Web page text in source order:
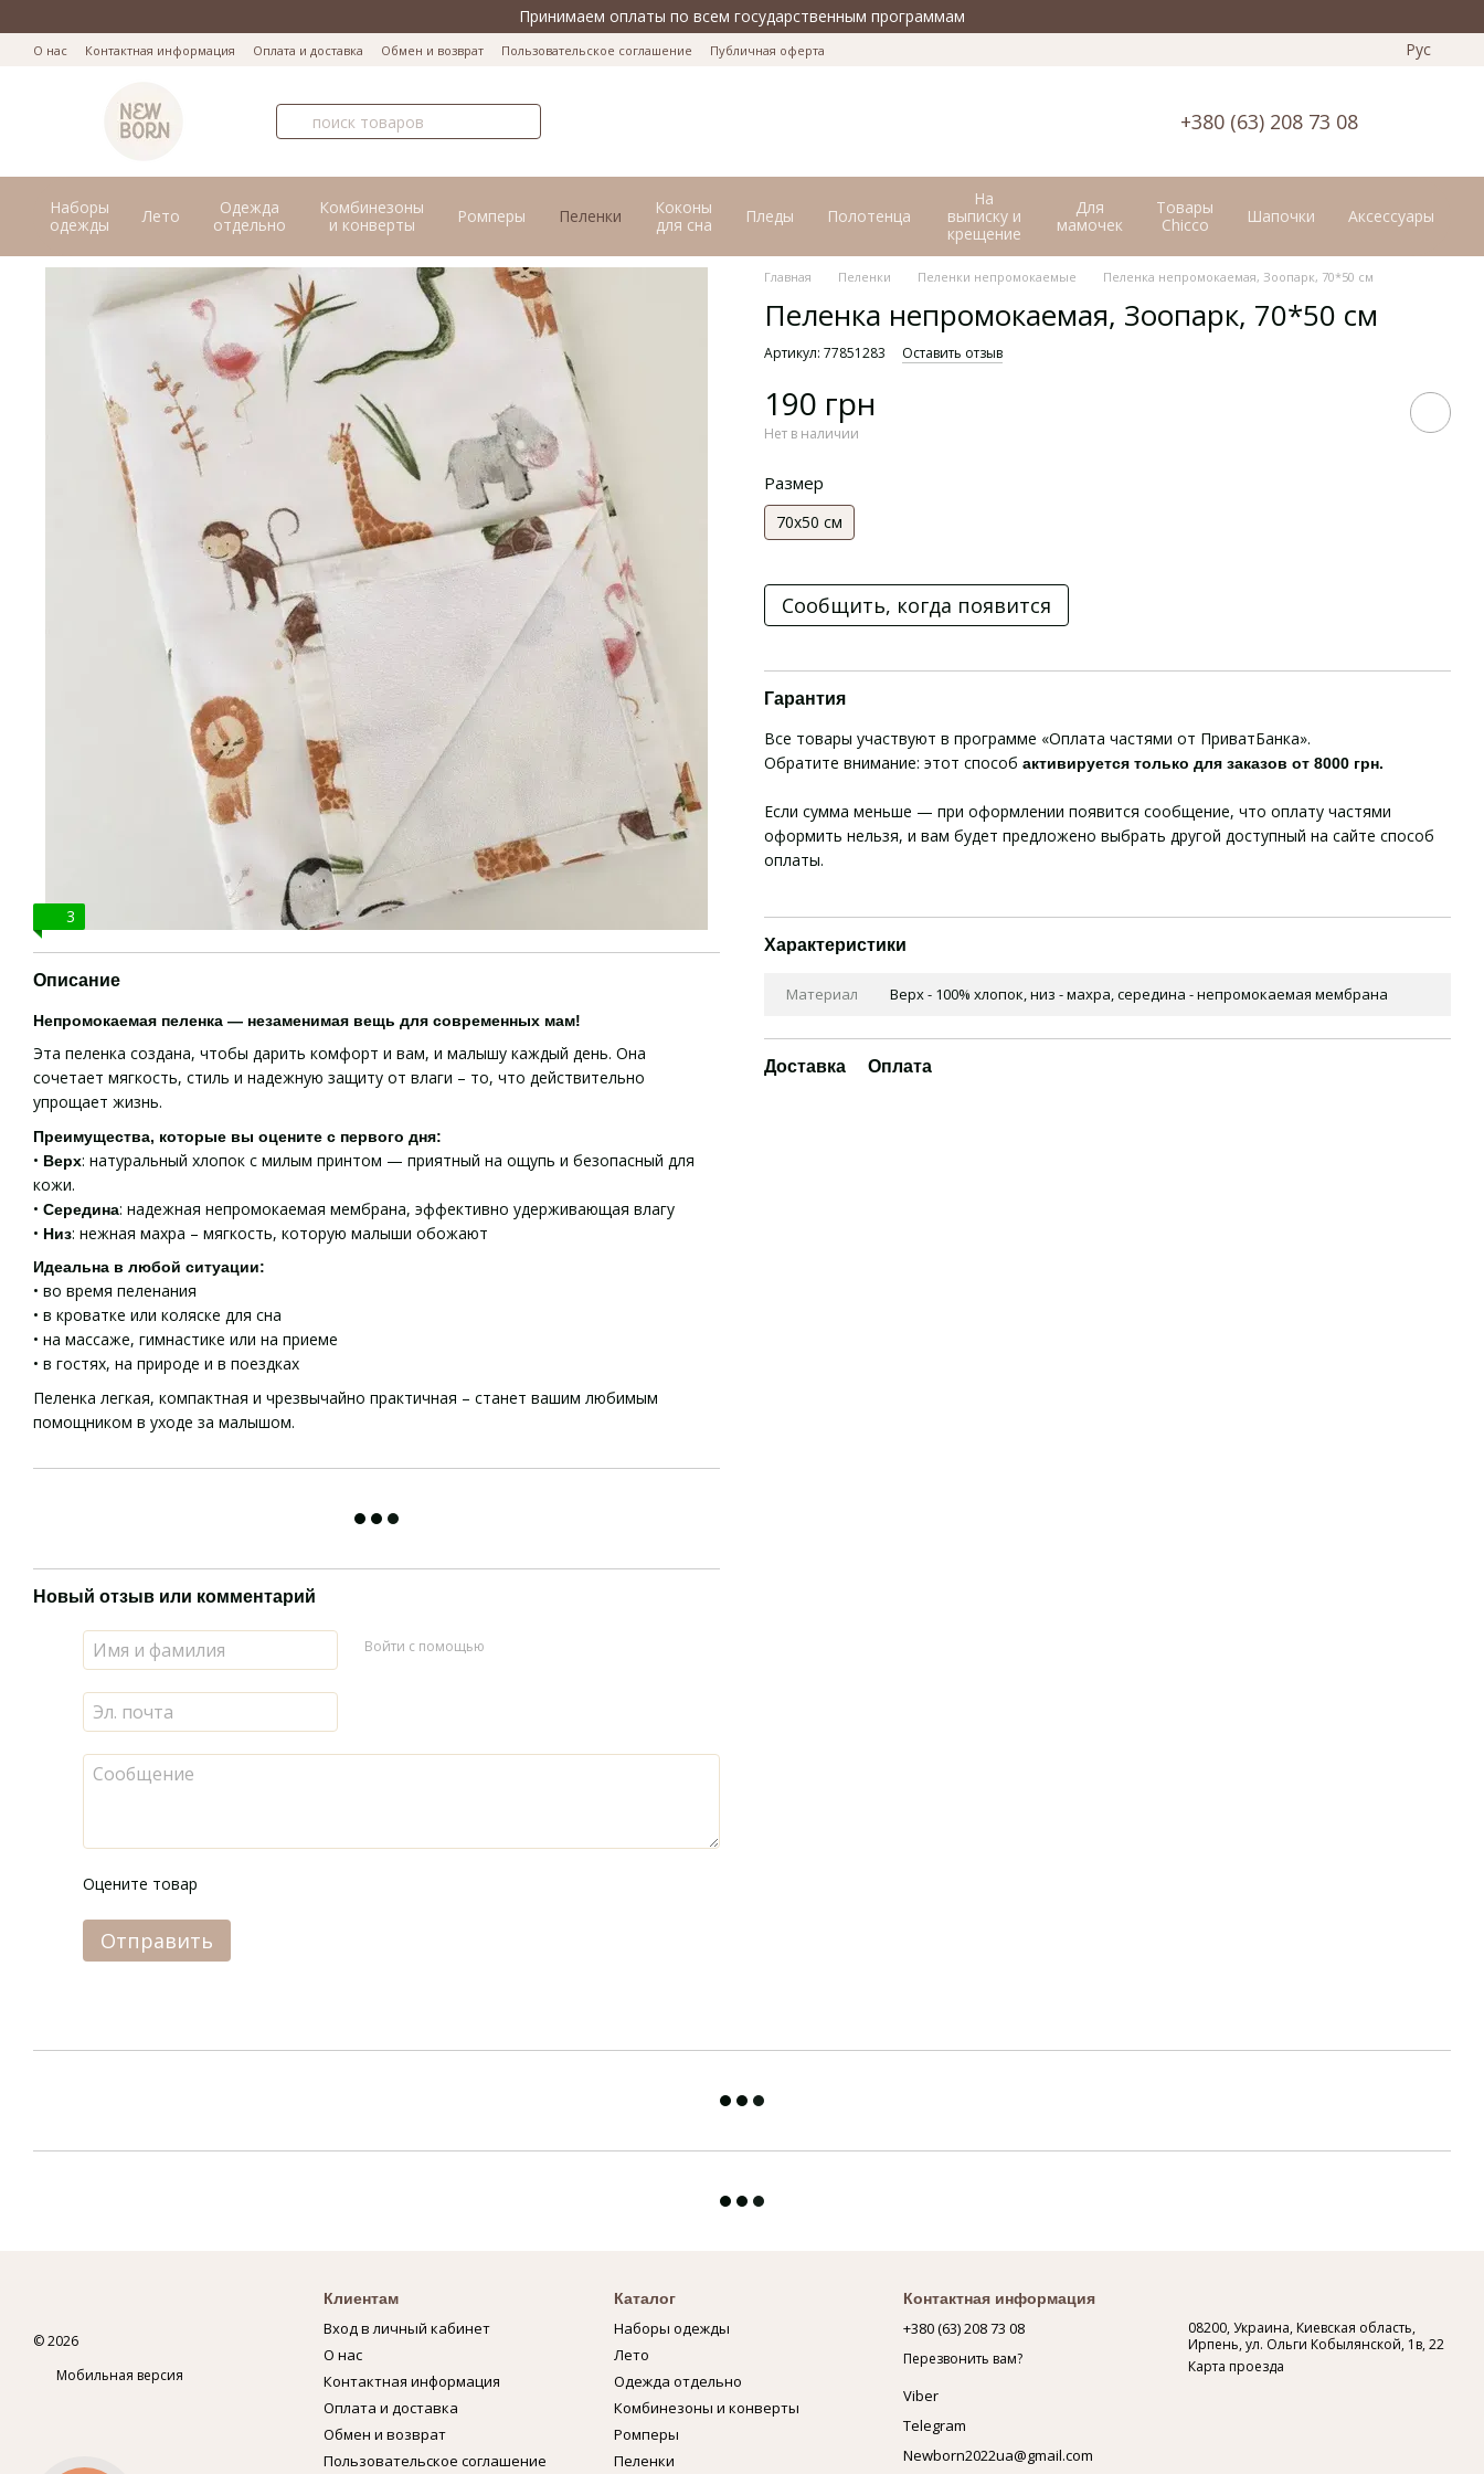
Принимаем оплаты по всем государственным программам
О нас Контактная информация Оплата и доставка Обмен и возврат Пользовательское соглашение Публичная оферта Рус
+380 (63) 208 73 08
Наборы
одежды
Лето
Одежда
отдельно
Комбинезоны
и конверты
Ромперы Пеленки
Коконы
для сна
Пледы Полотенца
На
выписку и
крещение
Для
мамочек
Товары
Chicco
Шапочки Аксессуары
3
Описание
Непромокаемая пеленка — незаменимая вещь для современных мам!
Эта пеленка создана, чтобы дарить комфорт и вам, и малышу каждый день. Она
сочетает мягкость, стиль и надежную защиту от влаги – то, что действительно
упрощает жизнь.
Преимущества, которые вы оцените с первого дня:
• Верх: натуральный хлопок с милым принтом — приятный на ощупь и безопасный для
кожи.
• Середина: надежная непромокаемая мембрана, эффективно удерживающая влагу
• Низ: нежная махра – мягкость, которую малыши обожают
Идеальна в любой ситуации:
• во время пеленания
• в кроватке или коляске для сна
• на массаже, гимнастике или на приеме
• в гостях, на природе и в поездках
Пеленка легкая, компактная и чрезвычайно практичная – станет вашим любимым
помощником в уходе за малышом.
Новый отзыв или комментарий
Войти с помощью
Оцените товар
Отправить
Главная Пеленки Пеленки непромокаемые Пеленка непромокаемая, Зоопарк, 70*50 см
Пеленка непромокаемая, Зоопарк, 70*50 см
Артикул: 77851283 Оставить отзыв
190 грн
Нет в наличии
Размер
70х50 см
Сообщить, когда появится
Гарантия
Все товары участвуют в программе «Оплата частями от ПриватБанка».
Обратите внимание: этот способ активируется только для заказов от 8000 грн.
Если сумма меньше — при оформлении появится сообщение, что оплату частями
оформить нельзя, и вам будет предложено выбрать другой доступный на сайте способ
оплаты.
Характеристики
Материал Верх - 100% хлопок, низ - махра, середина - непромокаемая мембрана
Доставка Оплата
© 2026
Мобильная версия
Клиентам
Вход в личный кабинет
О нас
Контактная информация
Оплата и доставка
Обмен и возврат
Пользовательское соглашение
Каталог
Наборы одежды
Лето
Одежда отдельно
Комбинезоны и конверты
Ромперы
Пеленки
Контактная информация
+380 (63) 208 73 08
Перезвонить вам?
Viber
Telegram
Newborn2022ua@gmail.com
08200, Украина, Киевская область,
Ирпень, ул. Ольги Кобылянской, 1в, 22
Карта проезда